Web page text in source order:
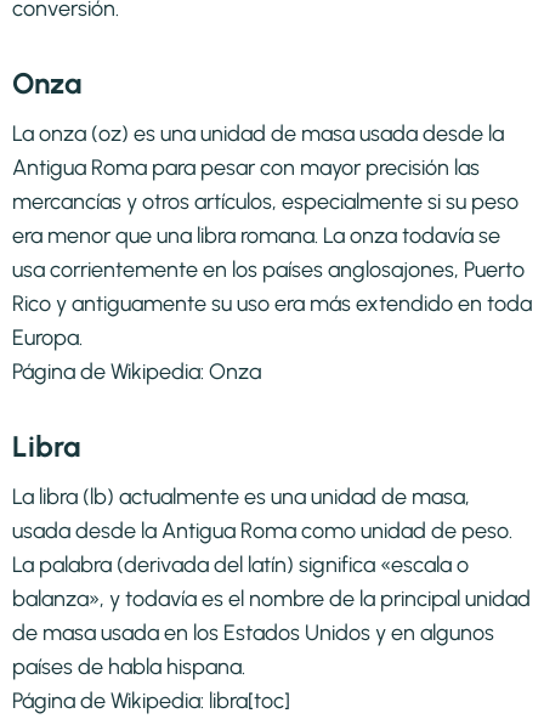
conversión.
Onza
La onza (oz) es una unidad de masa usada desde la
Antigua Roma para pesar con mayor precisión las
mercancías y otros artículos, especialmente si su peso
era menor que una libra romana. La onza todavía se
usa corrientemente en los países anglosajones, Puerto
Rico y antiguamente su uso era más extendido en toda
Europa.
Página de Wikipedia: Onza
Libra
La libra (lb) actualmente es una unidad de masa,
usada desde la Antigua Roma como unidad de peso.​
La palabra (derivada del latín) significa «escala o
balanza», y todavía es el nombre de la principal unidad
de masa usada en los Estados Unidos y en algunos
países de habla hispana.
Página de Wikipedia: libra[toc]